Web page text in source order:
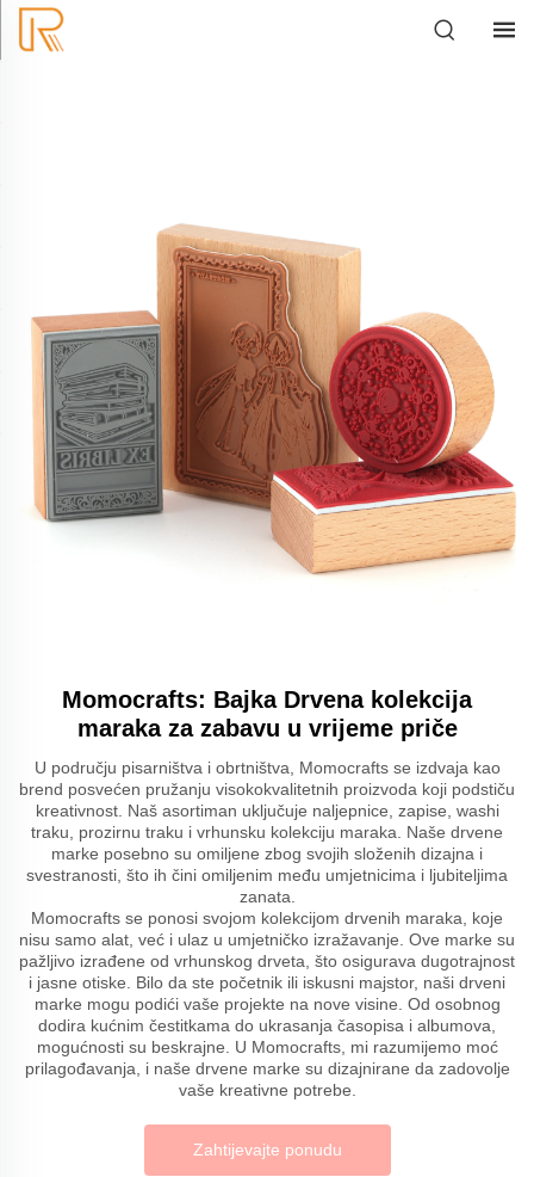
Momocrafts: Bajka Drvena kolekcija
maraka za zabavu u vrijeme priče
U području pisarništva i obrtništva, Momocrafts se izdvaja kao
brend posvećen pružanju visokokvalitetnih proizvoda koji podstiču
kreativnost. Naš asortiman uključuje naljepnice, zapise, washi
traku, prozirnu traku i vrhunsku kolekciju maraka. Naše drvene
marke posebno su omiljene zbog svojih složenih dizajna i
svestranosti, što ih čini omiljenim među umjetnicima i ljubiteljima
zanata.
Momocrafts se ponosi svojom kolekcijom drvenih maraka, koje
nisu samo alat, već i ulaz u umjetničko izražavanje. Ove marke su
pažljivo izrađene od vrhunskog drveta, što osigurava dugotrajnost
i jasne otiske. Bilo da ste početnik ili iskusni majstor, naši drveni
marke mogu podići vaše projekte na nove visine. Od osobnog
dodira kućnim čestitkama do ukrasanja časopisa i albumova,
mogućnosti su beskrajne. U Momocrafts, mi razumijemo moć
prilagođavanja, i naše drvene marke su dizajnirane da zadovolje
vaše kreativne potrebe.
Zahtijevajte ponudu